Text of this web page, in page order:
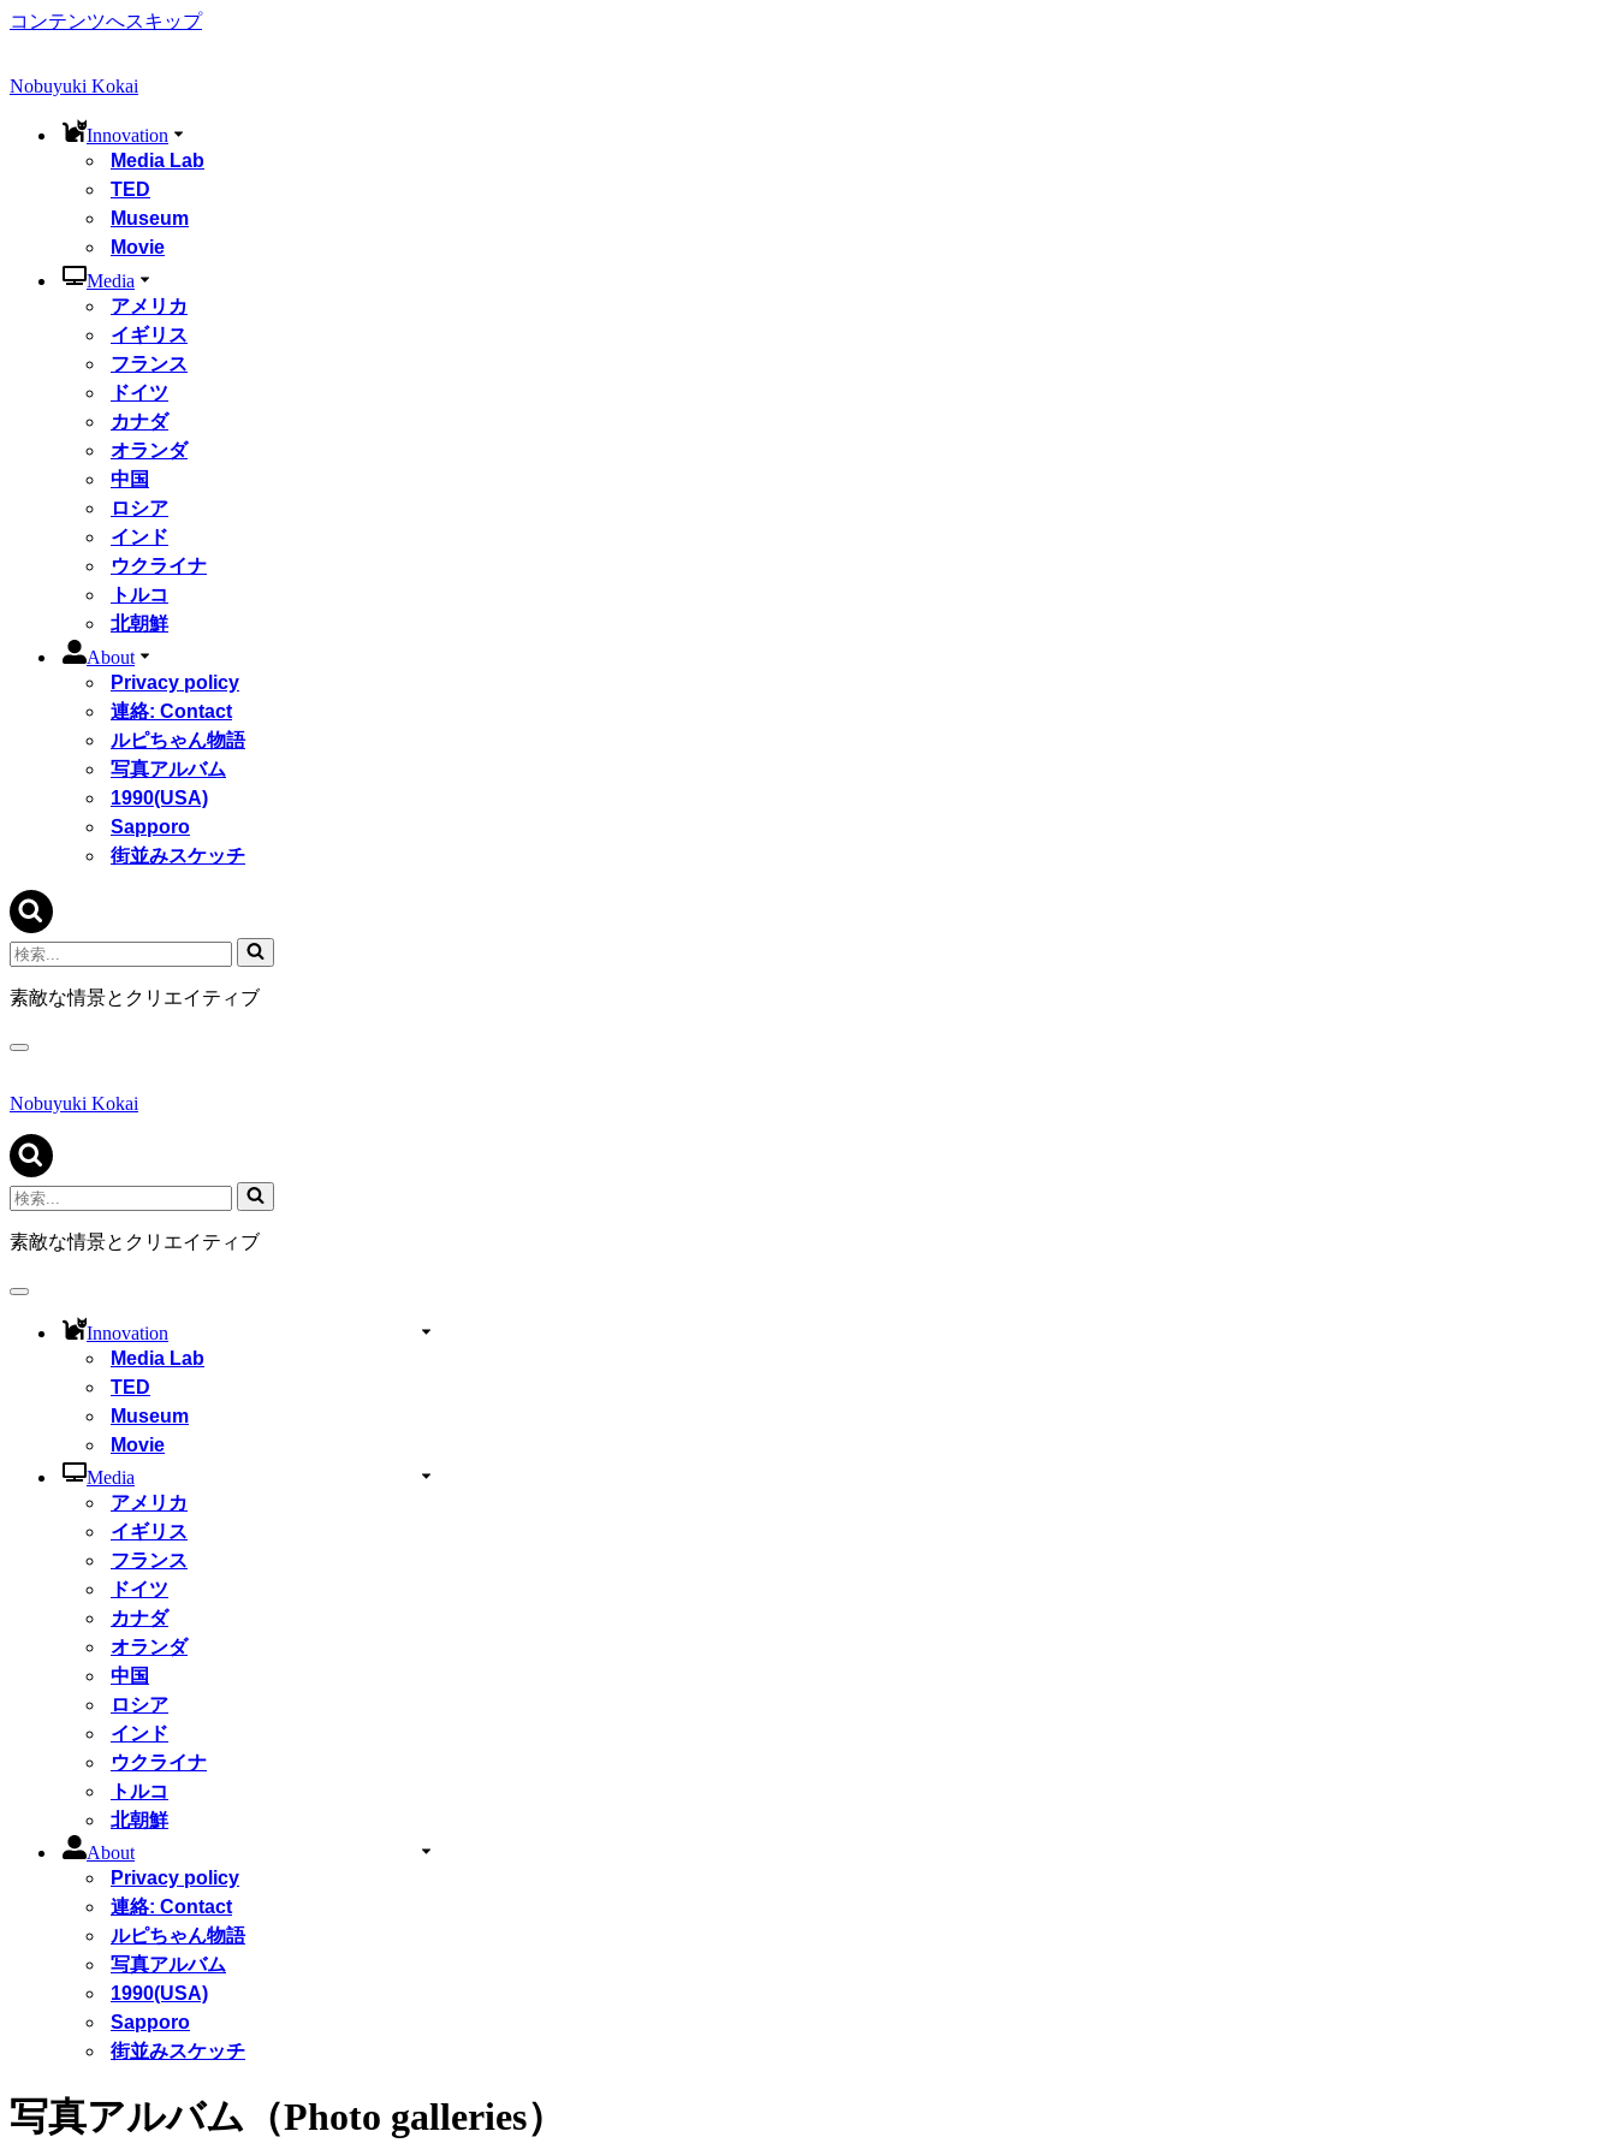
コンテンツへスキップ
Nobuyuki Kokai
Innovation
Media Lab
TED
Museum
Movie
Media
アメリカ
イギリス
フランス
ドイツ
カナダ
オランダ
中国
ロシア
インド
ウクライナ
トルコ
北朝鮮
About
Privacy policy
連絡: Contact
ルピちゃん物語
写真アルバム
1990(USA)
Sapporo
街並みスケッチ
検
索...
素敵な情景とクリエイティブ
ナ
ゲ
シ
ョ
ン
メ
ニ
ュ
Nobuyuki Kokai
検
索...
素敵な情景とクリエイティブ
ナ
Innovation
Media Lab
TED
Museum
Movie
Media
アメリカ
イギリス
フランス
ドイツ
カナダ
オランダ
中国
ロシア
インド
ウクライナ
トルコ
北朝鮮
About
Privacy policy
連絡: Contact
ルピちゃん物語
写真アルバム
1990(USA)
Sapporo
街並みスケッチ
写真アルバム（Photo galleries）